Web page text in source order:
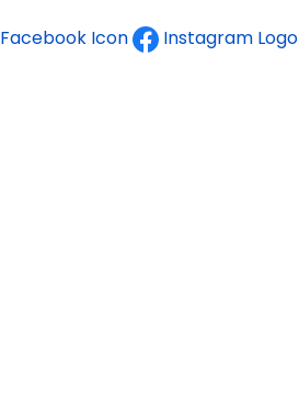
Facebook Icon Instagram Logo